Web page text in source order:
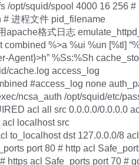
/opt/squid/spool 4000 16 256 #
# 进程文件 pid_filename
apache格式日志
%>a %ui %un [%tl]
Agent}>h” %Ss:%Sh
cache.log access_log
#access_log none
ncsa_auth /opt/squid/etc/
acl all src 0.0.0.0/0.0.0.0
localhost src
to_localhost dst 127.0.0.0/8 acl
port 80 # http acl
https acl Safe_ports port 70 #